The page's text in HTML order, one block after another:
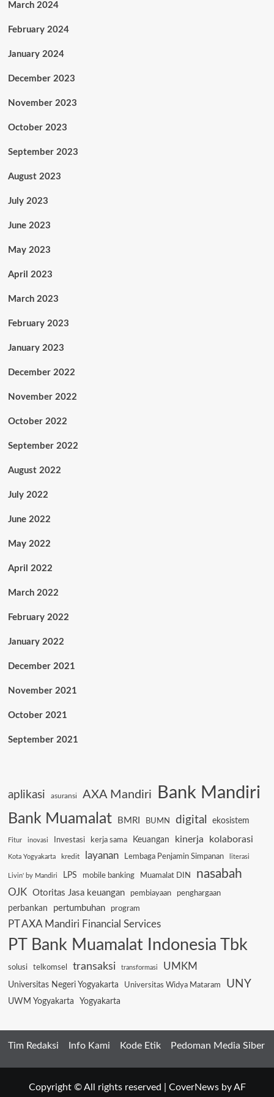
March 2024
February 2024
January 2024
December 2023
November 2023
October 2023
September 2023
August 2023
July 2023
June 2023
May 2023
April 2023
March 2023
February 2023
January 2023
December 2022
November 2022
October 2022
September 2022
August 2022
July 2022
June 2022
May 2022
April 2022
March 2022
February 2022
January 2022
December 2021
November 2021
October 2021
September 2021
aplikasi asuransi AXA Mandiri Bank Mandiri
Bank Muamalat BMRI BUMN digital ekosistem
Fitur inovasi Investasi kerja sama Keuangan kinerja kolaborasi
Kota Yogyakarta kredit layanan Lembaga Penjamin Simpanan literasi
Livin' by Mandiri LPS mobile banking Muamalat DIN nasabah
OJK Otoritas Jasa keuangan pembiayaan
penghargaan
perbankan
pertumbuhan program
PT AXA Mandiri Financial Services
PT Bank Muamalat Indonesia Tbk
solusi telkomsel transaksi transformasi UMKM
Universitas Negeri Yogyakarta Universitas Widya Mataram UNY
UWM Yogyakarta Yogyakarta
Tim Redaksi Info Kami Kode Etik Pedoman Media Siber
Copyright © All rights reserved CoverNewsby AF